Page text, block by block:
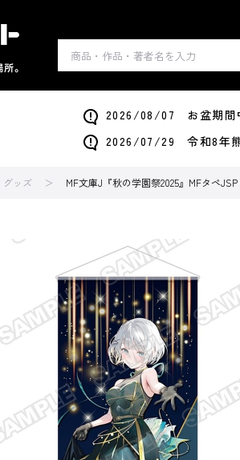
2026/08/07 お盆期間
2026/07/29 令和8年熊
グッズ MF文庫J『秋の学園祭2025』MFタペ